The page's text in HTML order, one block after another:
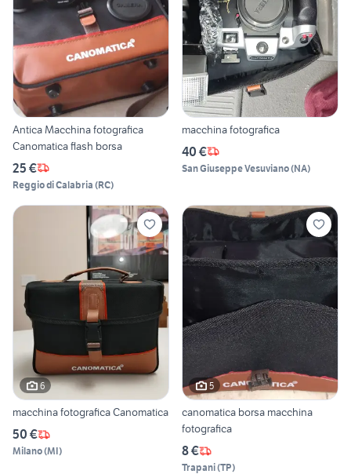
Antica Macchina fotografica
Canomatica flash borsa
25 €
Reggio di Calabria (RC)
macchina fotografica
40 €
San Giuseppe Vesuviano(NA)
6
macchina fotografica Canomatica
50 €
Milano(MI)
5
canomatica borsa macchina
fotografica
8 €
Trapani(TP)